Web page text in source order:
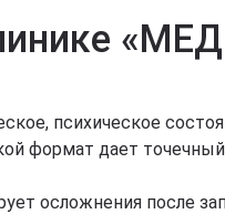
психическое
формат дает
осложнения после